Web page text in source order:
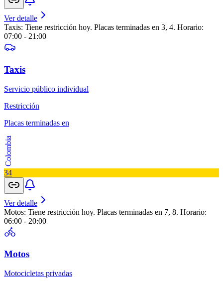
Ver detalle
Taxis: Tiene restricción hoy. Placas terminadas en 3, 4. Horario:
07:00 - 21:00
Taxis
Servicio público individual
Restricción
Placas terminadas en
Colombia
34
Ver detalle
Motos: Tiene restricción hoy. Placas terminadas en 7, 8. Horario:
06:00 - 20:00
Motos
Motocicletas privadas